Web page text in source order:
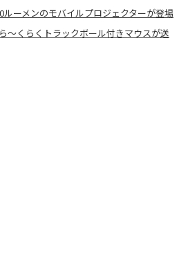
ーメンのモバイルプロジェクターが登場
～くらくトラックボール付きマウスが送